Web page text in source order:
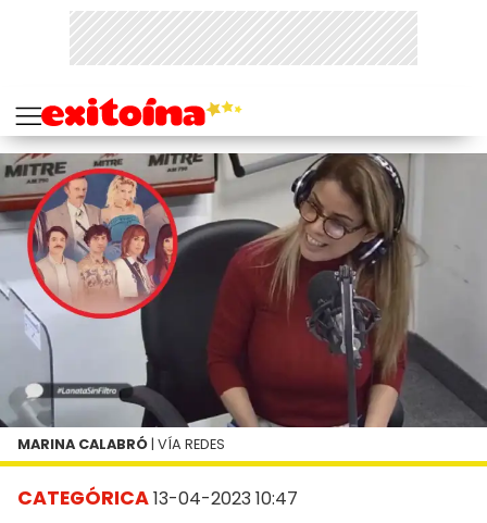
CATEGÓRICA13-04-2023 10:47
MARINA CALABRÓ | VÍA REDES